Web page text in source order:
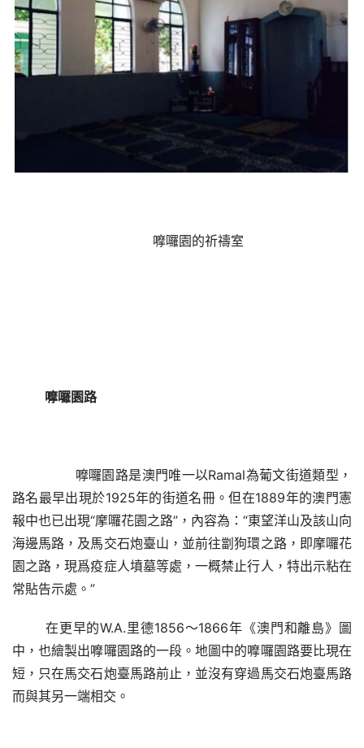
	嚤囉園的祈禱室
嚤囉園路
嚤囉園路是澳門唯一以Ramal為葡文街道類型，
路名最早出現於1925年的街道名冊 。但在1889年的澳門憲
報中也已出現“摩囉花園之路”，內容為：“東望洋山及該山向
海邊馬路，及馬交石炮臺山，並前往劏狗環之路，即摩囉花
園之路，現爲疫症人墳墓等處，一概禁止行人，特出示粘在
常貼告示處。”
在更早的W.A.里德1856～1866年《澳門和離島》圖
中，也繪製出嚤囉園路的一段。地圖中的嚤囉園路要比現在
短，只在馬交石炮臺馬路前止，並沒有穿過馬交石炮臺馬路
而與其另一端相交。